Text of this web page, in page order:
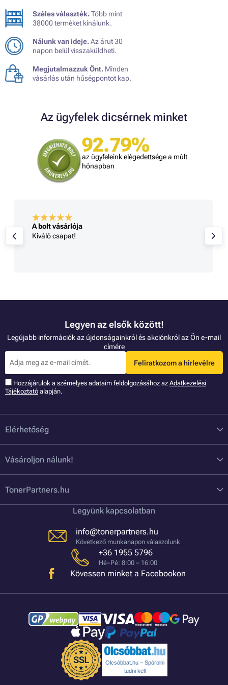
Széles választék.Több mint
38000 terméket kínálunk.
Nálunk van ideje.Az árut 30
napon belül visszaküldheti.
Megjutalmazzuk Önt. Minden
vásárlás után hűségpontot kap.
Az ügyfelek dicsérnek minket
92.79%
az ügyfeleink elégedettsége a múlt
hónapban
A bolt vásárlója
Kiváló csapat!
Legyen az elsők között!
Legújabb információk az újdonságainkról és akciónkról az Ön e-mail
címére
Feliratkozom a hírlevélre
Hozzájárulok a szémelyes adataim feldolgozásához az Adatkezelési
Tájékoztató alapján.
Elérhetőség
Vásároljon nálunk!
TonerPartners.hu
Legyünk kapcsolatban
info@tonerpartners.hu
Következő munkanapon válaszolunk
+36 1955 5796
Hé–Pé: 8:00 – 16:00
Kövessen minket a Facebookon
Olcsóbbat.hu – Spórolni
tudni kell